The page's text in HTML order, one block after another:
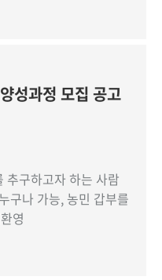
성과정 모집 공고
추구하고자 하는 사람
구나 가능, 농민 갑부를
영